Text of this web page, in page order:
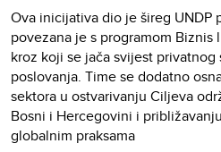
Ova inicijativa dio je šireg
povezana je s programom Biznis
kroz koji se jača svijest
poslovanja. Time se dodatno
sektora u ostvarivanju Ciljeva
Bosni i Hercegovini i
globalnim praksama